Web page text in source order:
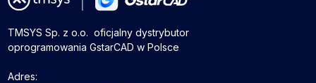
TMSYS Sp. z o.o. ­ oficjalny dystrybutor
oprogramowania GstarCAD w Polsce
Adres: